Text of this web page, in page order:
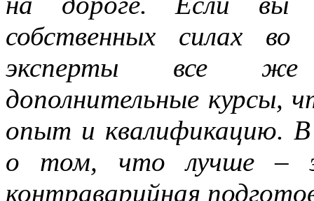
собственных силах
эксперты все же
дополнительные курсы,
опыт и квалификацию.
о том, что лучше –
контраварийная